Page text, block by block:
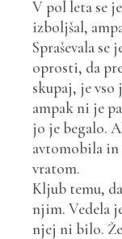
V pol leta se
izboljšal,
Spraševala
oprosti, da
skupaj, je vso
ampak ni je
jo je begalo.
avtomobila
vratom.
Kljub temu,
njim. Vedela
njej ni bilo.